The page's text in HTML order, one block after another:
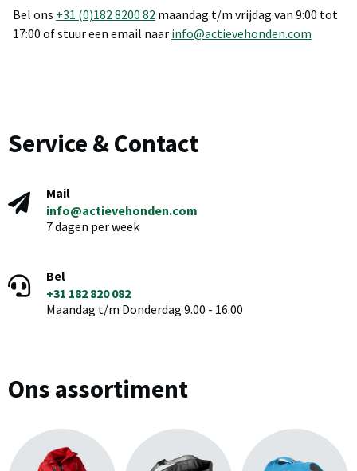
Bel ons +31 (0)182 8200 82 maandag t/m vrijdag van 9:00 tot
17:00 of stuur een email naar info@actievehonden.com
Service & Contact
Mail
info@actievehonden.com
7 dagen per week
Bel
+31 182 820 082
Maandag t/m Donderdag 9.00 - 16.00
Ons assortiment